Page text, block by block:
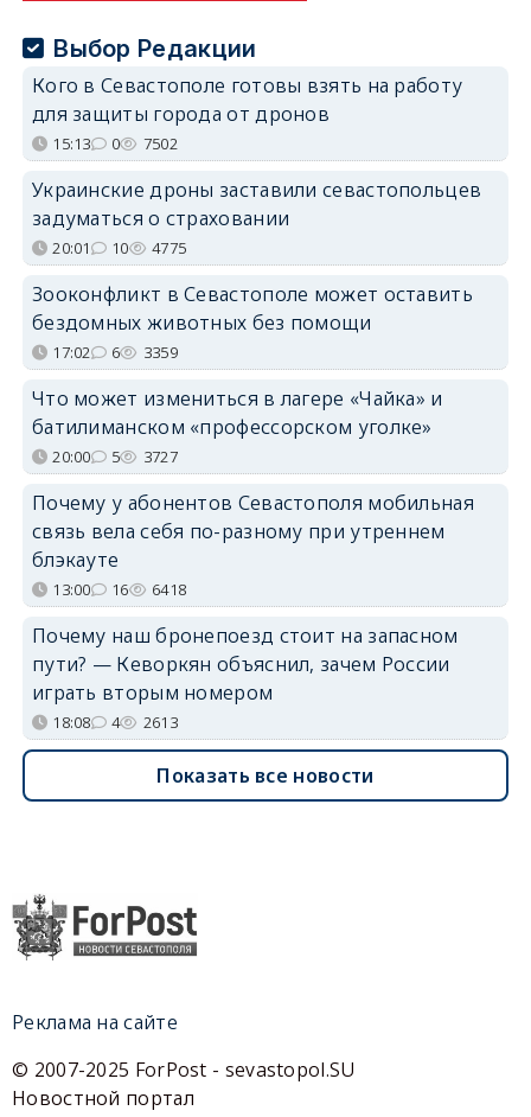
Выбор Редакции
Кого в Севастополе готовы взять на работу
для защиты города от дронов
15:13 0 7502
Украинские дроны заставили севастопольцев
задуматься о страховании
20:01 10 4775
Зооконфликт в Севастополе может оставить
бездомных животных без помощи
17:02 6 3359
Что может измениться в лагере «Чайка» и
батилиманском «профессорском уголке»
20:00 5 3727
Почему у абонентов Севастополя мобильная
связь вела себя по-разному при утреннем
блэкауте
13:00 16 6418
Почему наш бронепоезд стоит на запасном
пути? — Кеворкян объяснил, зачем России
играть вторым номером
18:08 4 2613
Показать все новости
Реклама на сайте
© 2007-2025 ForPost - sevastopol.SU
Новостной портал